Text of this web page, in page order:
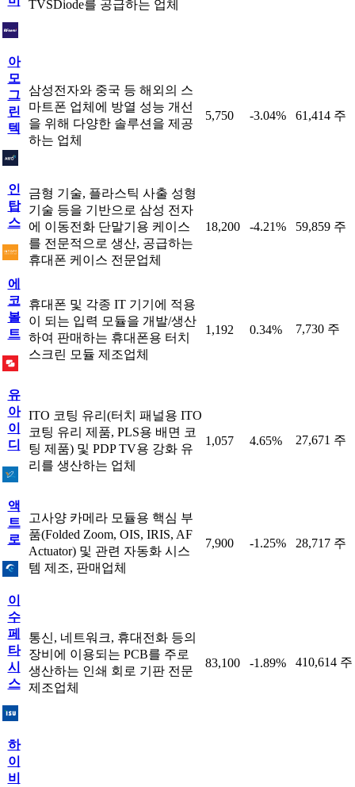
TVSDiode를 공급하는 업체
아
모
그
린
텍
삼성전자와 중국 등 해외의 스
마트폰 업체에 방열 성능 개선
을 위해 다양한 솔루션을 제공
하는 업체
5,750 -3.04% 61,414 주
인
탑
스
금형 기술, 플라스틱 사출 성형
기술 등을 기반으로 삼성 전자
에 이동전화 단말기용 케이스
를 전문적으로 생산, 공급하는
휴대폰 케이스 전문업체
18,200 -4.21% 59,859 주
에
코
볼
트
휴대폰 및 각종 IT 기기에 적용
이 되는 입력 모듈을 개발/생산
하여 판매하는 휴대폰용 터치
스크린 모듈 제조업체
1,192 0.34% 7,730 주
유
아
이
디
ITO 코팅 유리(터치 패널용 ITO
코팅 유리 제품, PLS용 배면 코
팅 제품) 및 PDP TV용 강화 유
리를 생산하는 업체
1,057 4.65% 27,671 주
액
트
로
고사양 카메라 모듈용 핵심 부
품(Folded Zoom, OIS, IRIS, AF
Actuator) 및 관련 자동화 시스
템 제조, 판매업체
7,900 -1.25% 28,717 주
이
수
페
타
시
스
통신, 네트워크, 휴대전화 등의
장비에 이용되는 PCB를 주로
생산하는 인쇄 회로 기판 전문
제조업체
83,100 -1.89% 410,614 주
하
이
비